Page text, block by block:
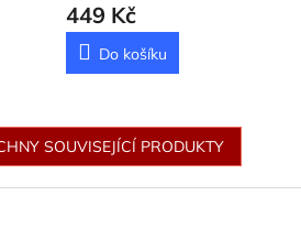
449 Kč
Do košíku
SOUVISEJÍCÍ PRODUKTY